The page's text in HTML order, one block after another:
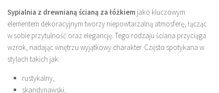
Sypialnia z drewnianą ścianą za łóżkiem jako kluczowym
elementem dekoracyjnym tworzy niepowtarzalną atmosferę, łącząc
w sobie przytulność oraz elegancję. Tego rodzaju ściana przyciąga
wzrok, nadając wnętrzu wyjątkowy charakter. Często spotykana w
stylach takich jak:
rustykalny,
skandynawski,